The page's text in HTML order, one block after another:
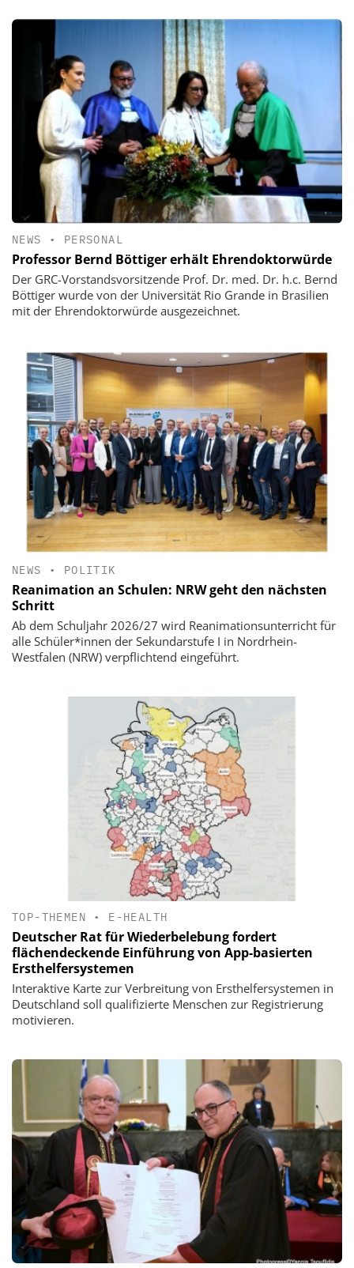
NEWS • PERSONAL
Professor Bernd Böttiger erhält Ehrendoktorwürde
Der GRC-Vorstandsvorsitzende Prof. Dr. med. Dr. h.c. Bernd
Böttiger wurde von der Universität Rio Grande in Brasilien
mit der Ehrendoktorwürde ausgezeichnet.
NEWS • POLITIK
Reanimation an Schulen: NRW geht den nächsten
Schritt
Ab dem Schuljahr 2026/27 wird Reanimationsunterricht für
alle Schüler*innen der Sekundarstufe I in Nordrhein-
Westfalen (NRW) verpflichtend eingeführt.
TOP-THEMEN • E-HEALTH
Deutscher Rat für Wiederbelebung fordert
flächendeckende Einführung von App-basierten
Ersthelfersystemen
Interaktive Karte zur Verbreitung von Ersthelfersystemen in
Deutschland soll qualifizierte Menschen zur Registrierung
motivieren.